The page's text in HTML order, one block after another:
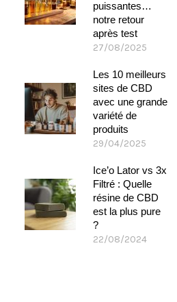
puissantes…
notre retour
après test
27/08/2025
Les 10 meilleurs
sites de CBD
avec une grande
variété de
produits
29/04/2025
Ice’o Lator vs 3x
Filtré : Quelle
résine de CBD
est la plus pure
?
22/08/2024